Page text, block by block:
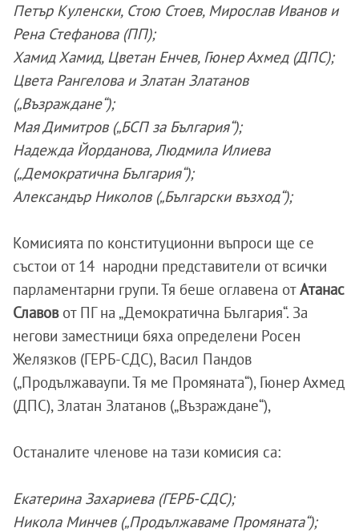
Петър Куленски, Стою Стоев, Мирослав Иванов и
Рена Стефанова (ПП);
Хамид Хамид, Цветан Енчев, Гюнер Ахмед (ДПС);
Цвета Рангелова и Златан Златанов
(„Възраждане“);
Мая Димитров („БСП за България“);
Надежда Йорданова, Людмила Илиева
(„Демократична България“);
Александър Николов („Български възход“);
Комисията по конституционни въпроси ще се
състои от 14 народни представители от всички
парламентарни групи. Тя беше оглавена отАтанас
Славовот ПГ на „Демократична България“. За
негови заместници бяха определени Росен
Желязков (ГЕРБ-СДС), Васил Пандов
(„Продължаваупи. Тя ме Промяната“), Гюнер Ахмед
(ДПС), Златан Златанов („Възраждане“),
Останалите членове на тази комисия са:
Екатерина Захариева (ГЕРБ-СДС);
Никола Минчев („Продължаваме Промяната“);